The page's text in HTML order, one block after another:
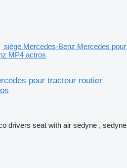
siège Mercedes-Benz Mercedes pour
MP4 actros
pour tracteur routier
drivers seat with air sėdynė , sedyne